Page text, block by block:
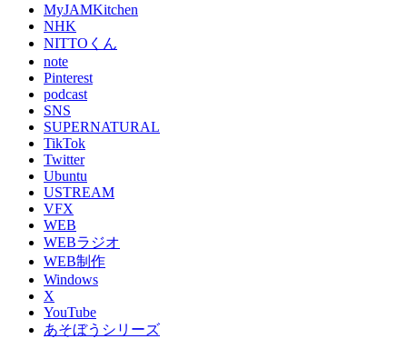
MyJAMKitchen
NHK
NITTOくん
note
Pinterest
podcast
SNS
SUPERNATURAL
TikTok
Twitter
Ubuntu
USTREAM
VFX
WEB
WEBラジオ
WEB制作
Windows
X
YouTube
あそぼうシリーズ